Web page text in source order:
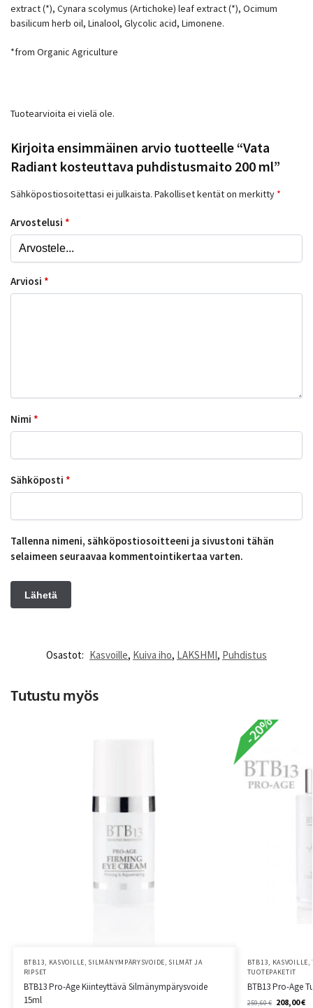
extract (*), Cynara scolymus (Artichoke) leaf extract (*), Ocimum
basilicum herb oil, Linalool, Glycolic acid, Limonene.
*from Organic Agriculture
Tuotearvioita ei vielä ole.
Kirjoita ensimmäinen arvio tuotteelle “Vata
Radiant kosteuttava puhdistusmaito 200 ml”
Sähköpostiosoitettasi ei julkaista. Pakolliset kentät on merkitty *
Arvostelusi *
Arviosi *
Nimi *
Sähköposti *
Tallenna nimeni, sähköpostiosoitteeni ja sivustoni tähän
selaimeen seuraavaa kommentointikertaa varten.
Osastot: Kasvoille, Kuiva iho, LAKSHMI, Puhdistus
Tutustu myös
BTB13, KASVOILLE, SILMÄNYMPÄRYSVOIDE, SILMÄT JA
RIPSET
BTB13 Pro-Age Kiinteyttävä Silmänympärysvoide
15ml
-20%
BTB13, KASVOILLE,
TUOTEPAKETIT
BTB13 Pro-Age
259,60€ 208,00€